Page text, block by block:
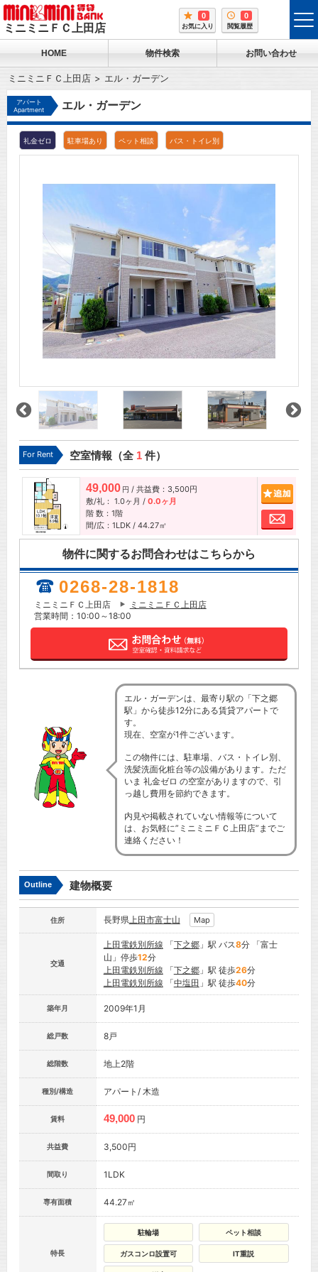
ミニミニＦＣ上田店
0
お気に入り
0
閲覧履歴
HOME 物件検索 お問い合わせ
ミニミニＦＣ上田店 エル・ガーデン
アパート
Apartment
エル・ガーデン
礼金ゼロ 駐車場あり ペット相談 バス・トイレ別
For Rent 空室情報（全 1件）
49,000 円 / 共益費：3,500円
敷/礼： 1.0ヶ月 / 0.0ヶ月
階 数：1階
間/広：1LDK / 44.27㎡
お問
物件に関するお問合わせはこちらから
0268-28-1818
ミニミニＦＣ上田店
ミニミニＦＣ上田店
営業時間：10:00～18:00
エル・ガーデンは、最寄り駅の「下之郷
駅」から徒歩12分にある賃貸アパートで
す。
現在、空室が1件ございます。
この物件には、駐車場、バス・トイレ別、
洗髪洗面化粧台等の設備があります。ただ
いま 礼金ゼロ の空室がありますので、引
っ越し費用を節約できます。
内見や掲載されていない情報等について
は、お気軽に”ミニミニＦＣ上田店”までご
連絡ください！
Outline 建物概要
住所 長野県上田市富士山 Map
交通
上田電鉄別所線 「下之郷」駅 バス8分 「富士
山」停歩12分
上田電鉄別所線 「下之郷」駅 徒歩26分
上田電鉄別所線 「中塩田 」駅 徒歩40分
築年月 2009年1月
総戸数 8戸
総階数 地上2階
種別/構造 アパート/ 木造
賃料 49,000 円
共益費 3,500円
間取り 1LDK
専有面積 44.27㎡
特長
駐輪場 ペット相談
ガスコンロ設置可 IT重説